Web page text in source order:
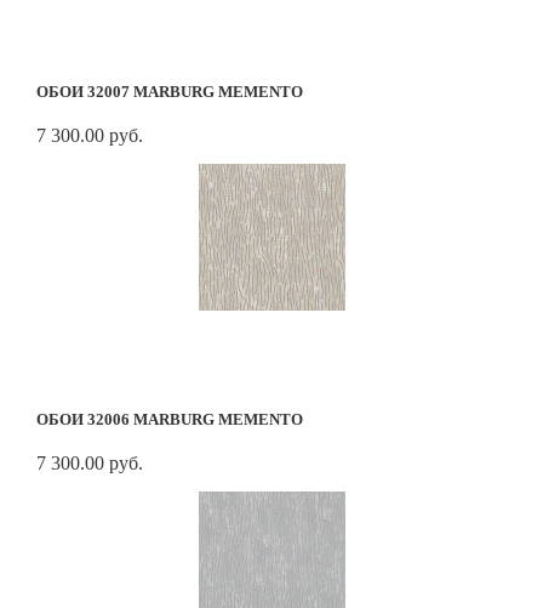
ОБОИ 32007 MARBURG MEMENTO
7 300.00 руб.
ОБОИ 32006 MARBURG MEMENTO
7 300.00 руб.